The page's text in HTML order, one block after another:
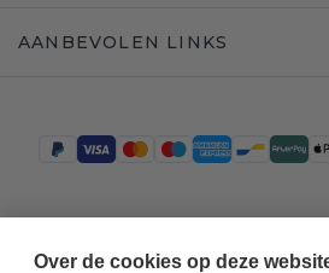
AANBEVOLEN LINKS
Over de cookies op deze